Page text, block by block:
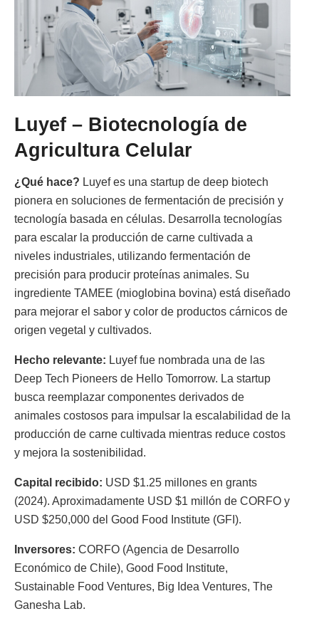
Luyef – Biotecnología de
Agricultura Celular
¿Qué hace? Luyef es una startup de deep biotech
pionera en soluciones de fermentación de precisión y
tecnología basada en células. Desarrolla tecnologías
para escalar la producción de carne cultivada a
niveles industriales, utilizando fermentación de
precisión para producir proteínas animales. Su
ingrediente TAMEE (mioglobina bovina) está diseñado
para mejorar el sabor y color de productos cárnicos de
origen vegetal y cultivados.
Hecho relevante: Luyef fue nombrada una de las
Deep Tech Pioneers de Hello Tomorrow. La startup
busca reemplazar componentes derivados de
animales costosos para impulsar la escalabilidad de la
producción de carne cultivada mientras reduce costos
y mejora la sostenibilidad.
Capital recibido: USD $1.25 millones en grants
(2024). Aproximadamente USD $1 millón de CORFO y
USD $250,000 del Good Food Institute (GFI).
Inversores: CORFO (Agencia de Desarrollo
Económico de Chile), Good Food Institute,
Sustainable Food Ventures, Big Idea Ventures, The
Ganesha Lab.